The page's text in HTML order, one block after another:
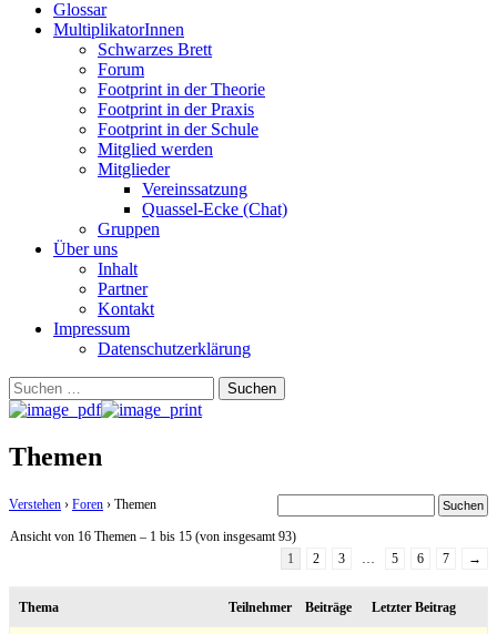
Glossar
MultiplikatorInnen
Schwarzes Brett
Forum
Footprint in der Theorie
Footprint in der Praxis
Footprint in der Schule
Mitglied werden
Mitglieder
Vereinssatzung
Quassel-Ecke (Chat)
Gruppen
Über uns
Inhalt
Partner
Kontakt
Impressum
Datenschutzerklärung
Suchen
nach:
Themen
Verstehen › Foren › Themen
Ansicht von 16 Themen – 1 bis 15 (von insgesamt 93)
1
2 3 5 6 7 →
Thema Teilnehmer Beiträge Letzter Beitrag